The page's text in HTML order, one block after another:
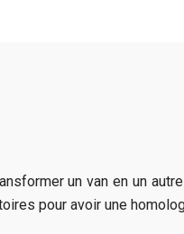
un van en un
pour avoir une